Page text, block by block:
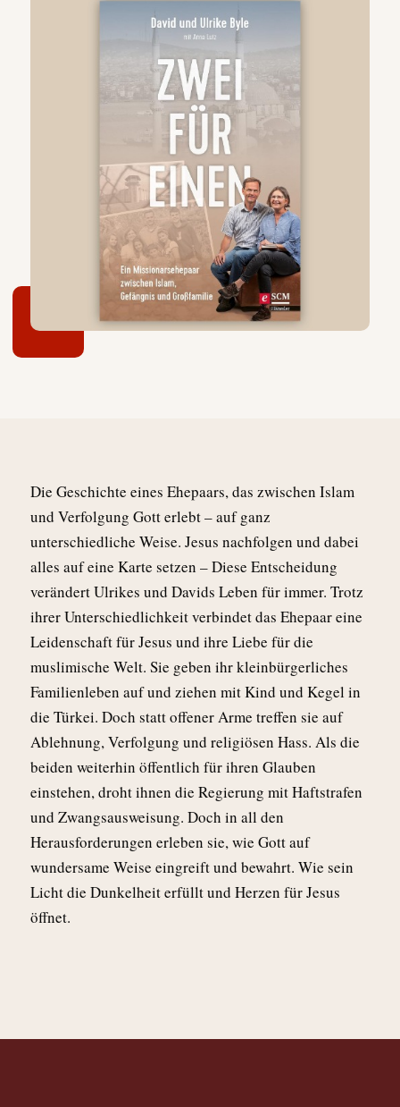
Die Geschichte eines Ehepaars, das zwischen Islam
und Verfolgung Gott erlebt – auf ganz
unterschiedliche Weise. Jesus nachfolgen und dabei
alles auf eine Karte setzen – Diese Entscheidung
verändert Ulrikes und Davids Leben für immer. Trotz
ihrer Unterschiedlichkeit verbindet das Ehepaar eine
Leidenschaft für Jesus und ihre Liebe für die
muslimische Welt. Sie geben ihr kleinbürgerliches
Familienleben auf und ziehen mit Kind und Kegel in
die Türkei. Doch statt offener Arme treffen sie auf
Ablehnung, Verfolgung und religiösen Hass. Als die
beiden weiterhin öffentlich für ihren Glauben
einstehen, droht ihnen die Regierung mit Haftstrafen
und Zwangsausweisung. Doch in all den
Herausforderungen erleben sie, wie Gott auf
wundersame Weise eingreift und bewahrt. Wie sein
Licht die Dunkelheit erfüllt und Herzen für Jesus
öffnet.